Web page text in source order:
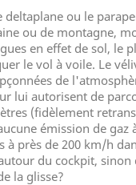
deltaplane ou le
ou de montagne,
en effet de sol, le
le vol à voile. Le
de
lui autorisent de
(fidèlement
émission de
à près de 200 km/h
du cockpit, sinon
la glisse?